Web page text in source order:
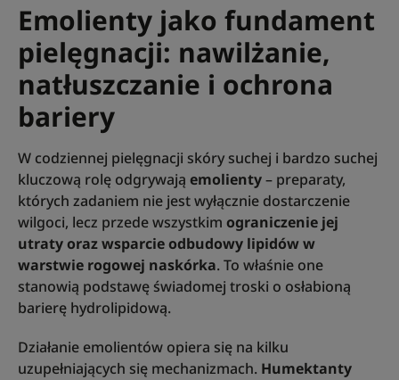
Emolienty jako fundament
pielęgnacji: nawilżanie,
natłuszczanie i ochrona
bariery
W codziennej pielęgnacji skóry suchej i bardzo suchej
kluczową rolę odgrywają emolienty– preparaty,
których zadaniem nie jest wyłącznie dostarczenie
wilgoci, lecz przede wszystkim ograniczenie jej
utraty oraz wsparcie odbudowy lipidów w
warstwie rogowej naskórka. To właśnie one
stanowią podstawę świadomej troski o osłabioną
barierę hydrolipidową.
Działanie emolientów opiera się na kilku
uzupełniających się mechanizmach. Humektanty